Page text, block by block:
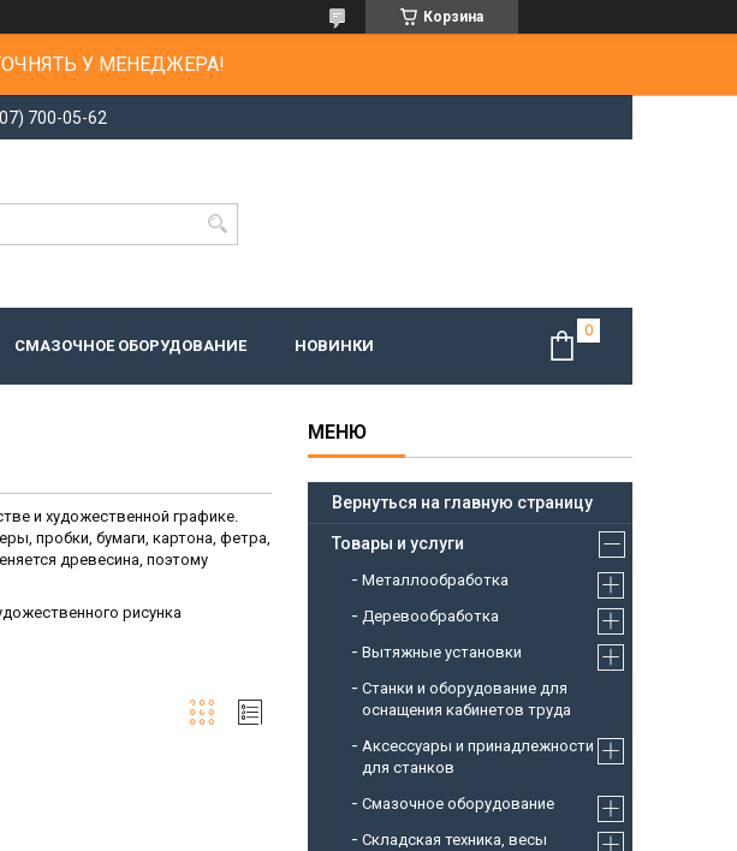
Корзина
У МЕНЕДЖЕРА!
700-05-62
СМАЗОЧНОЕ ОБОРУДОВАНИЕ НОВИНКИ
и художественной графике.
пробки, бумаги, картона, фетра,
древесина, поэтому
рисунка
Вернуться на главную страницу
Товары и услуги
Металлообработка
Деревообработка
Вытяжные установки
Станки и оборудование для
оснащения кабинетов труда
Аксессуары и принадлежности
для станков
Смазочное оборудование
Складская техника, весы